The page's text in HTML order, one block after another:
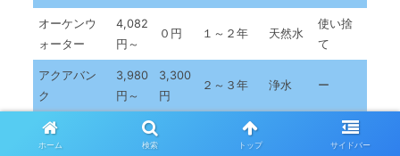
オーケンウ
ォーター
4,082
円～
０円 １～２年 天然水
使い捨
て
アクアバン
ク
3,980
円～
3,300
円
２～３年 浄水 ー
ハミングウ
ォーター
3,000
ホーム 検索 トップ サイドバー